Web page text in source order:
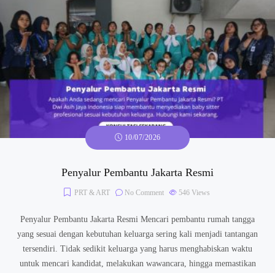
10/07/2026
Penyalur Pembantu Jakarta Resmi
PRT & ART No Comment 546 Views
Penyalur Pembantu Jakarta Resmi Mencari pembantu rumah tangga
yang sesuai dengan kebutuhan keluarga sering kali menjadi tantangan
tersendiri. Tidak sedikit keluarga yang harus menghabiskan waktu
untuk mencari kandidat, melakukan wawancara, hingga memastikan